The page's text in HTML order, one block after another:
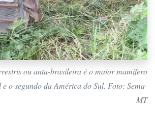
ou anta-brasileira é o maior mamífero
o segundo da América do Sul. Foto: Sema-
MT